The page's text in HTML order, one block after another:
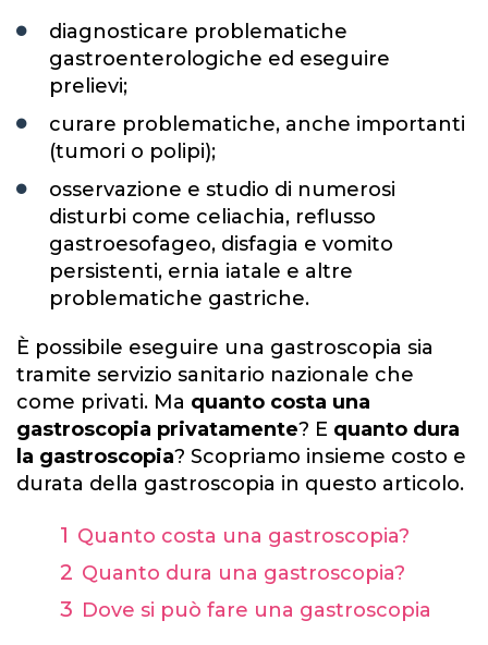
diagnosticare problematiche
gastroenterologiche ed eseguire
prelievi;
curare problematiche, anche importanti
(tumori o polipi);
osservazione e studio di numerosi
disturbi come celiachia, reflusso
gastroesofageo, disfagia e vomito
persistenti, ernia iatale e altre
problematiche gastriche.
È possibile eseguire una gastroscopia sia
tramite servizio sanitario nazionale che
come privati. Ma quanto costa una
gastroscopia privatamente? E quanto dura
la gastroscopia? Scopriamo insieme costo e
durata della gastroscopia in questo articolo.
Quanto costa una gastroscopia?
Quanto dura una gastroscopia?
Dove si può fare una gastroscopia